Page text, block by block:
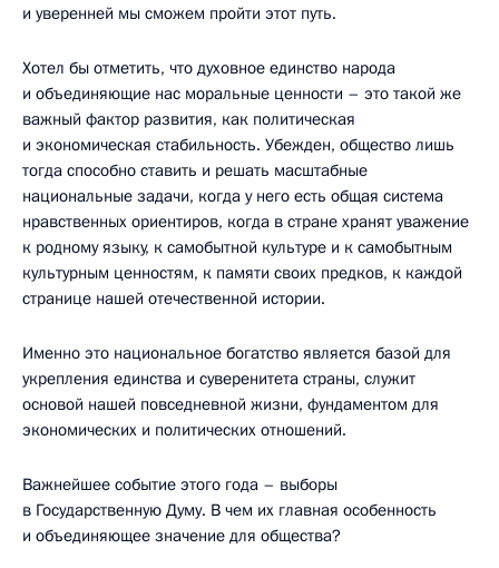
и уверенней мы сможем пройти этот путь.
Хотел бы отметить, что духовное единство народа
и объединяющие нас моральные ценности – это такой же
важный фактор развития, как политическая
и экономическая стабильность. Убежден, общество лишь
тогда способно ставить и решать масштабные
национальные задачи, когда у него есть общая система
нравственных ориентиров, когда в стране хранят уважение
к родному языку, к самобытной культуре и к самобытным
культурным ценностям, к памяти своих предков, к каждой
странице нашей отечественной истории.
Именно это национальное богатство является базой для
укрепления единства и суверенитета страны, служит
основой нашей повседневной жизни, фундаментом для
экономических и политических отношений.
Важнейшее событие этого года – выборы
в Государственную Думу. В чем их главная особенность
и объединяющее значение для общества?